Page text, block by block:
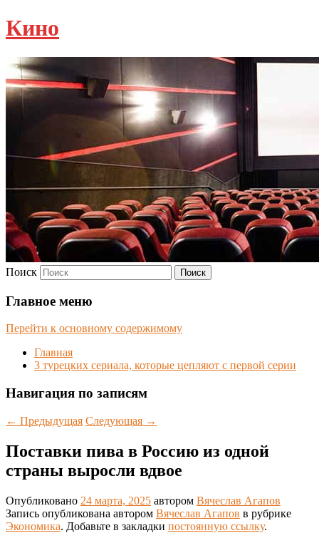
Кино
Поиск
Главное меню
Перейти к основному содержимому
Главная
3 турецких сериала, которые цепляют с первой серии
Навигация по записям
← Предыдущая Следующая →
Поставки пива в Россию из одной
страны выросли вдвое
Опубликовано 24 марта, 2025 автором Вячеслав Агапов
Запись опубликована автором Вячеслав Агапов в рубрике
Экономика. Добавьте в закладки постоянную ссылку.